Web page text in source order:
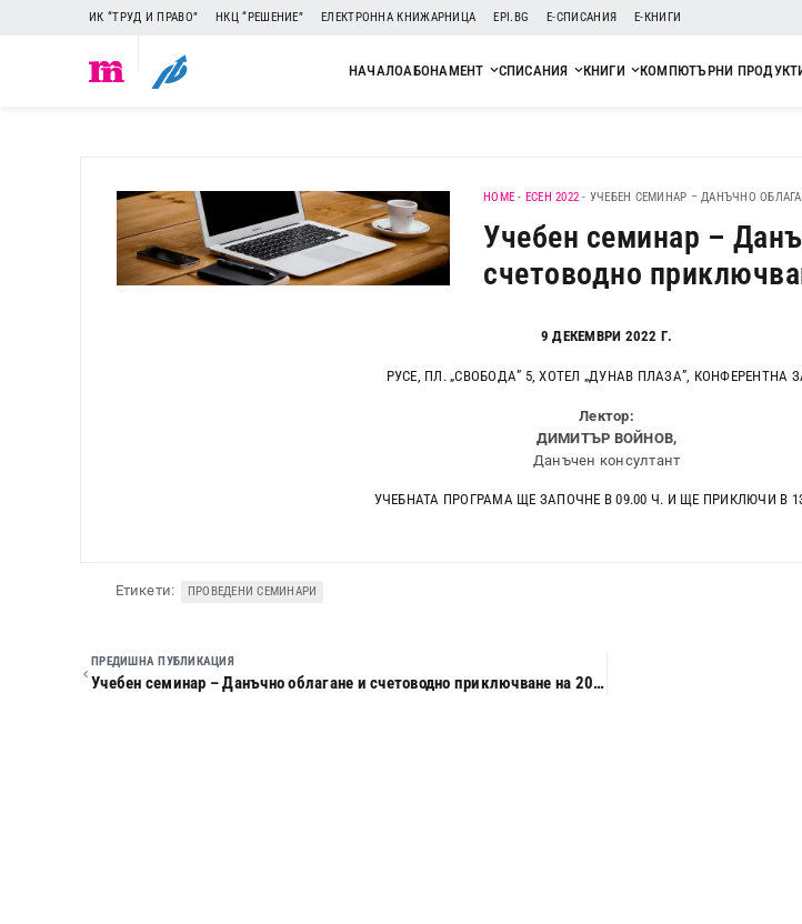
ИК “ТРУД И ПРАВО” НКЦ “РЕШЕНИЕ” ЕЛЕКТРОННА КНИЖАРНИЦА EPI.BG Е-СПИСАНИЯ Е-КНИГИ
НАЧАЛОАБОНАМЕНТ СПИСАНИЯ КНИГИ КОМПЮТЪРНИ
HOME - ЕСЕН 2022 - УЧЕБЕН СЕМИНАР – ДАНЪЧНО
Учебен семинар –
счетоводно
9 ДЕКЕМВРИ 2022 Г.
РУСЕ, ПЛ. „СВОБОДА” 5, ХОТЕЛ „ДУНАВ ПЛАЗА”, КОНФЕРЕНТНА
Лектор:
ДИМИТЪР ВОЙНОВ,
Данъчен консултант
УЧЕБНАТА ПРОГРАМА ЩЕ ЗАПОЧНЕ В 09.00 Ч. И ЩЕ ПРИКЛЮЧИ В
Етикети: ПРОВЕДЕНИ СЕМИНАРИ
ПРЕДИШНА ПУБЛИКАЦИЯ
Учебен семинар – Данъчно облагане и счетоводно приключване на 2022 г.